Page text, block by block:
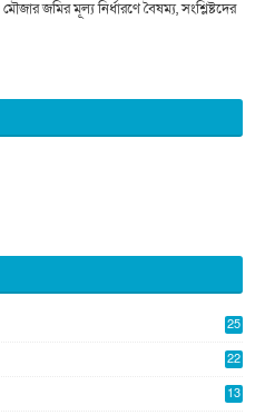
জমির মূল্য নির্ধারণে বৈষম্য, সংশ্লিষ্টদের
25
22
13